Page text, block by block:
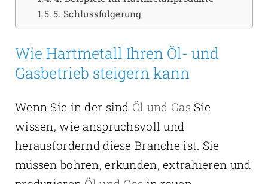
5. Schlussfolgerung
Wie Hartmetall Ihren Öl- und
Gasbetrieb steigern kann
Wenn Sie in der sind Öl und GasSie
wissen, wie anspruchsvoll und
herausfordernd diese Branche ist. Sie
müssen bohren, erkunden, extrahieren und